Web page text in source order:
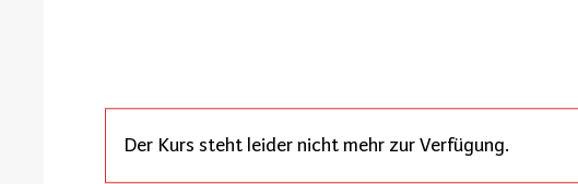
Der Kurs steht leider nicht mehr zur Verfügung.